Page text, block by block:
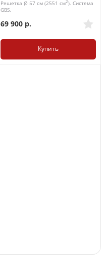
Решетка Ø 57 см (2551 см2). Система
GBS.
69 900 р.
Купить